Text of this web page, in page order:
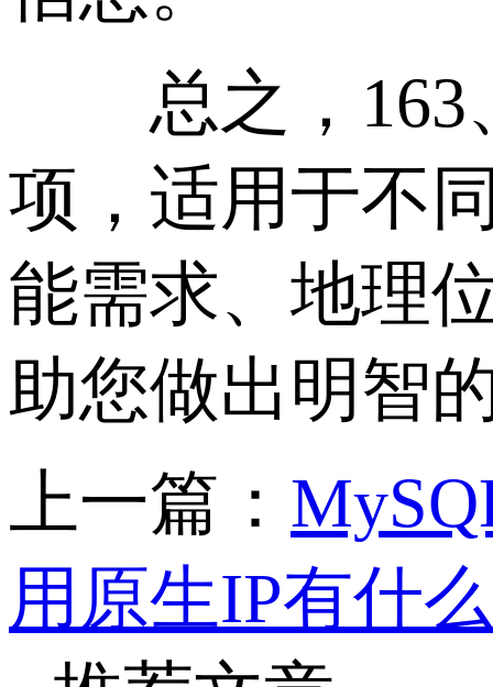
总之，163、
项，适用于不
能需求、地理
助您做出明智
上一篇：
用原生IP有什